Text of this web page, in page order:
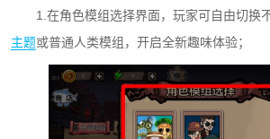
1.在角色模组选择界面，玩家可自由切换
主题或普通人类模组，开启全新趣味体验；